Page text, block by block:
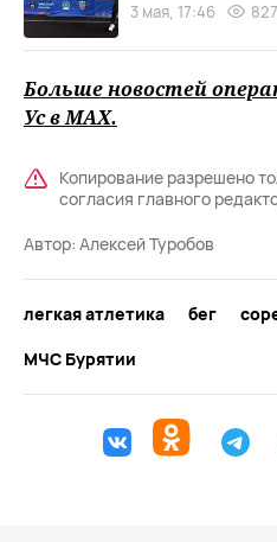
3 мая, 17:46
Больше новостей
Ус вMAХ.
Копирование разрешено
согласия главного
Автор: Алексей Туробов
легкая атлетика бег
МЧС Бурятии